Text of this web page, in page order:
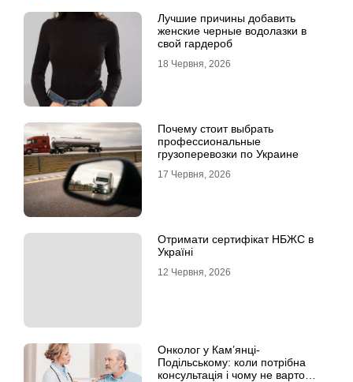
Лучшие причины добавить
женские черные водолазки в
свой гардероб
18 Червня, 2026
Почему стоит выбрать
профессиональные
грузоперевозки по Украине
17 Червня, 2026
Отримати сертифікат НБЖС в
Україні
12 Червня, 2026
Онколог у Кам’янці-
Подільському: коли потрібна
консультація і чому не варто